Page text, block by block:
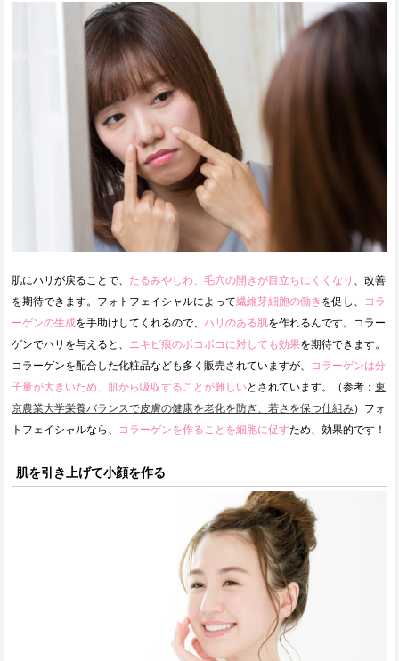
肌にハリが戻ることで、 たるみやしわ、毛穴の開きが目立ちにくくなり 、改善
を期待できます。フォトフェイシャルによって繊維芽細胞の働き を促し、
コラ
ーゲンの生成を手助けしてくれるので、 ハリのある肌を作れるんです。コラー
ゲンでハリを与えると、 ニキビ痕のボコボコに対しても効果を期待できます。
コラーゲンを配合した化粧品なども多く販売されていますが、
コラーゲンは分
子量が大きいため、肌から吸収することが難しいとされています。（参考： 東
京農業大学栄養バランスで皮膚の健康を老化を防ぎ、若さを保つ仕組み）フォ
トフェイシャルなら、
コラーゲンを作ることを細胞に促すため、効果的です！
肌を引き上げて小顔を作る